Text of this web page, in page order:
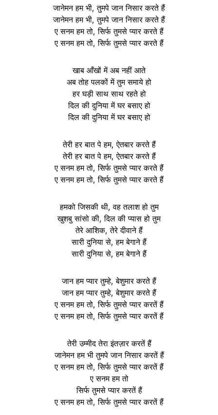
जानेमन हम भी, तुमपे जान निसार करते हैं
जानेमन हम भी, तुमपे जान निसार करते हैं
ए सनम हम तो, सिर्फ तुमसे प्यार करते हैं
ए सनम हम तो, सिर्फ तुमसे प्यार करते हैं
खाब आँखों में अब नहीं आते
अब तोह पलकों में तुम समाये हो
हर घड़ी साथ साथ रहते हो
दिल की दुनिया में घर बसाए हो
दिल की दुनिया में घर बसाए हो
तेरी हर बात पे हम, ऐतबार करते हैं
तेरी हर बात पे हम, ऐतबार करते हैं
ए सनम हम तो, सिर्फ तुमसे प्यार करते हैं
ए सनम हम तो, सिर्फ तुमसे प्यार करते हैं
हमको जिसकी थी, वह तलाश हो तुम
खुशबु सांसो की, दिल की प्यास हो तुम
तेरे आशिक, तेरे दीवाने हैं
सारी दुनिया से, हम बेगाने हैं
सारी दुनिया से, हम बेगाने हैं
जान हम प्यार तुम्हे, बेशुमार करते हैं
जान हम प्यार तुम्हे, बेशुमार करते हैं
ए सनम हम तो, सिर्फ तुमसे प्यार करतें हैं
ए सनम हम तो, सिर्फ तुमसे प्यार करतें हैं
तेरी उम्मीद तेरा इंतज़ार करतें हैं
जानेमन हम भी तुमपे जान निसार करतें हैं
ए सनम हम तो, सिर्फ तुमसे प्यार करतें हैं
ए सनम हम तो
सिर्फ तुमसे प्यार करतें हैं
ए सनम हम तो, सिर्फ तुमसे प्यार करतें हैं